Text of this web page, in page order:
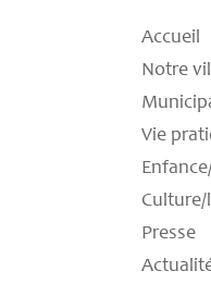
Accueil
Notre
Vie
Culture/
Presse